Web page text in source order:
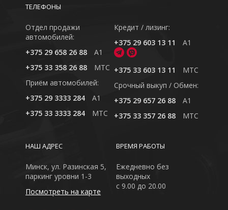
ТЕЛЕФОНЫ
Отдел продажи
автомобилей:
+375 29 658 26 88
A1
+375 33 358 26 88
MTC
Приём автомобилей:
+375 29 3333 284
A1
+375 33 3333 284
MTC
Кредит / лизинг:
+375 29 603 13 11
A1
+375 33 603 13 11
MTC
Cрочный выкуп / Обмен:
+375 29 657 26 88
A1
+375 33 357 26 88
MTC
ВРЕМЯ РАБОТЫ
Ежедневно без
выходных
с 9.00 до 20.00
НАШ АДРЕС
Минск, ул. Разинская 5,
паркинг уровни 1-3
Посмотреть на карте